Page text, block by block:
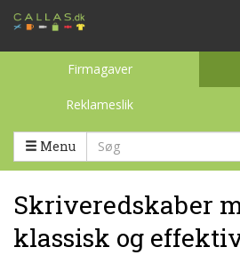
Firmagaver
Reklameslik
Toggle categories
Menu
Skriveredskaber
klassisk og